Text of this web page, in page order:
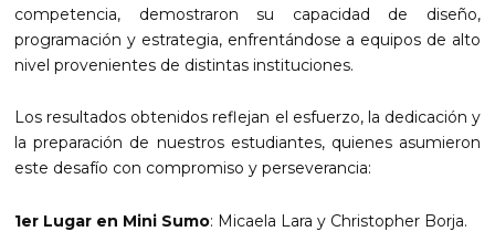
competencia, demostraron su capacidad de diseño,
programación y estrategia, enfrentándose a equipos de alto
nivel provenientes de distintas instituciones.
Los resultados obtenidos reflejan el esfuerzo, la dedicación y
la preparación de nuestros estudiantes, quienes asumieron
este desafío con compromiso y perseverancia:
1er Lugar en Mini Sumo: Micaela Lara y Christopher Borja.